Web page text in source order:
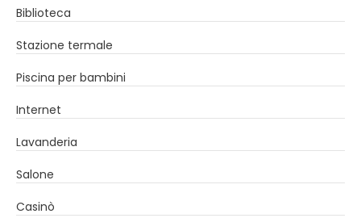
Biblioteca
Stazione termale
Piscina per bambini
Internet
Lavanderia
Salone
Casinò